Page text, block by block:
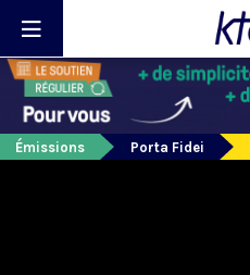
Émissions Porta Fidei